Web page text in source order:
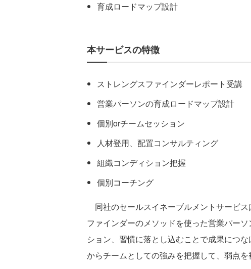
育成ロードマップ設計
本サービスの特徴
ストレングスファインダーレポート受講
営業パーソンの育成ロードマップ設計
個別orチームセッション
人材登用、配置コンサルティング
組織コンディション把握
個別コーチング
同社のセールスイネーブルメントサービ
ファインダーのメソッドを使った営業パー
ション、習慣に落とし込むことで成果につ
からチームとしての強みを把握して、弱点